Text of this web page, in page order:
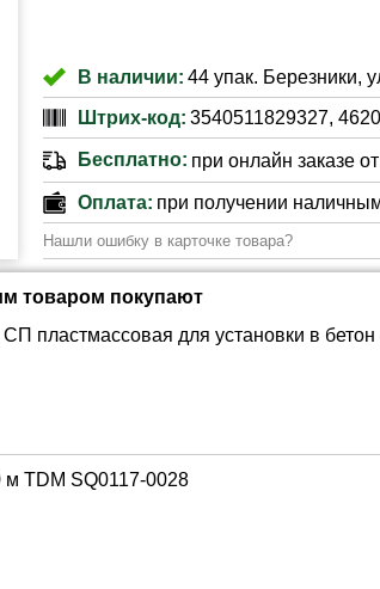
В наличии: 44 упак. Березники,
Штрих-код: 3540511829327,
Бесплатно: при онлайн заказе
Оплата: при получении
Нашли ошибку в карточке товара?
товаром покупают
СП пластмассовая для установки в
TDM SQ0117-0028